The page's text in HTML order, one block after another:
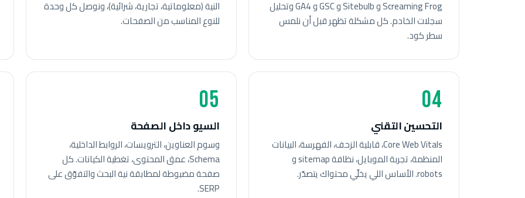
Screaming Frog و Sitebulb و GSC و GA4 وتحليل
سجلات الخادم. كل مشكلة تظهر قبل أن نلمس
سطر كود.
النية (معلوماتية، تجارية، شرائية)، ونوصل كل وحدة
للنوع المناسب من الصفحات.
04
التحسين التقني
Core Web Vitals، قابلية الزحف، الفهرسة، البيانات
المنظمة، تجربة الموبايل، نظافة sitemap و
robots. الأساس اللي يخلّي محتواك يتصدّر.
05
السيو داخل الصفحة
وسوم العناوين، الترويسات، الروابط الداخلية،
Schema، عمق المحتوى، تغطية الكيانات. كل
صفحة مضبوطة لمطابقة نية البحث والتفوّق على
SERP.